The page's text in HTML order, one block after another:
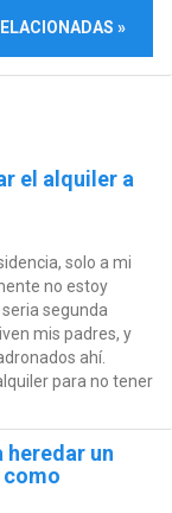
»
el alquiler a
solo a mi
no estoy
segunda
mis padres, y
ahí.
para no tener
heredar un